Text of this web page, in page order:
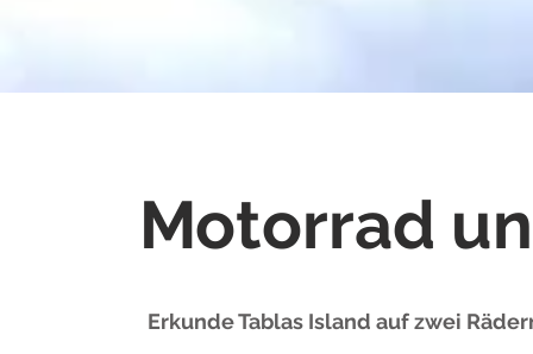
Motorrad
Erkunde Tablas Island auf zwei